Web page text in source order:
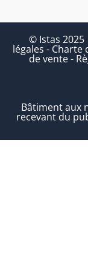
© Istas 2025
légales - Charte
de vente-
Bâtiment aux
recevant du